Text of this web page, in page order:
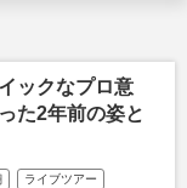
ックなプロ意
た2年前の姿と
ライブツアー